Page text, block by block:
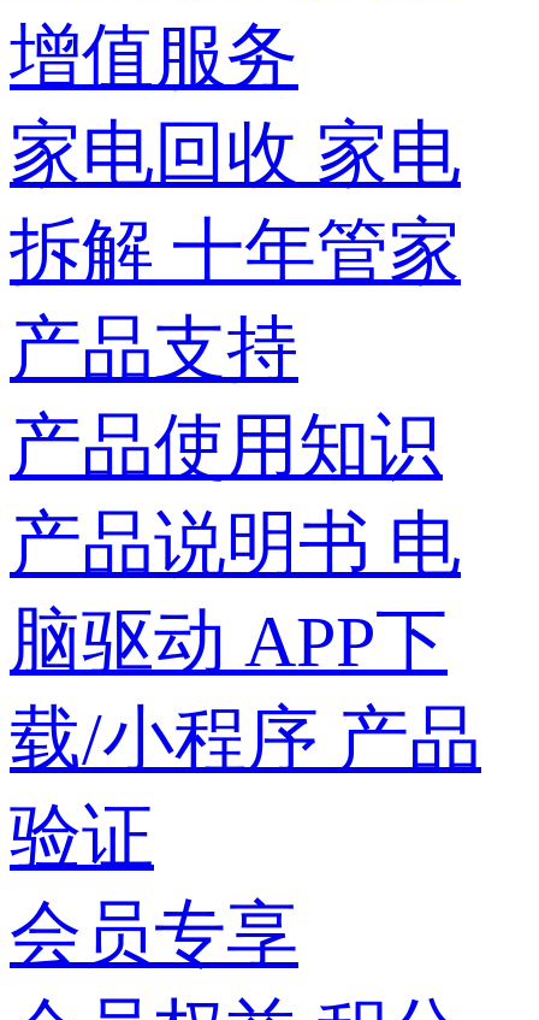
增值服务
家电回收 家电
拆解 十年管家
产品支持
产品使用知识
产品说明书 电
脑驱动 APP下
载/小程序 产品
验证
会员专享